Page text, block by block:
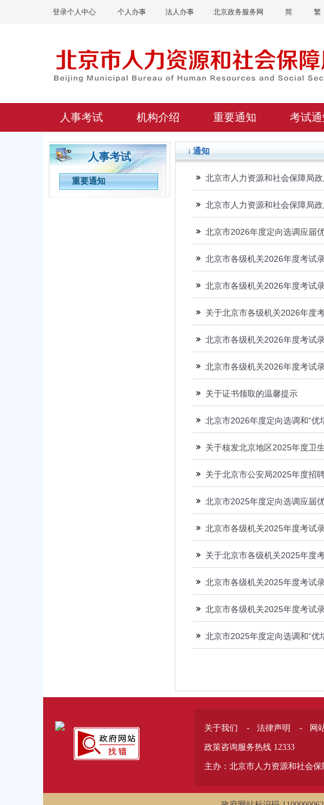
登录个人中心 个人办事 法人办事 北京政务服务网 简 繁
人事考试 机构介绍 重要通知 考试通
人事考试
重要通知
通知
北京市人力资源和社会保障局
北京市人力资源和社会保障局
北京市2026年度定向选调应届
北京市各级机关2026年度考试
北京市各级机关2026年度考试
关于北京市各级机关2026年度
北京市各级机关2026年度考试
北京市各级机关2026年度考试
关于证书领取的温馨提示
北京市2026年度定向选调和“优
关于核发北京地区2025年度卫
关于北京市公安局2025年度招
北京市2025年度定向选调应届
北京市各级机关2025年度考试
关于北京市各级机关2025年度
北京市各级机关2025年度考试
北京市各级机关2025年度考试
北京市2025年度定向选调和“优
关于我们 - 法律声明 - 网
政策咨询服务热线 12333
主办：北京市人力资源和社会保